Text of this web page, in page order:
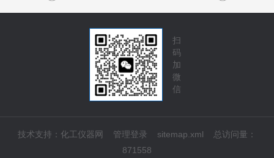
扫
码
加
微
信
技术支持： 化工仪器网 管理登录 sitemap.xml
总访问量：
871558